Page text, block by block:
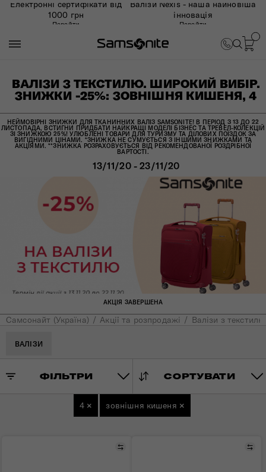
Електронні сертифікати від
1000 грн
Перейти
Валізи Nexis - наша найновіша
інновація
Перейти
ВАЛІЗИ З ТЕКСТИЛЮ. ШИРОКИЙ ВИБІР.
ЗНИЖКИ -25%: ЗОВНІШНЯ КИШЕНЯ, 4
НЕЙМОВІРНІ ЗНИЖКИ ДЛЯ ТКАНИННИХ ВАЛІЗ SAMSONITE! В ПЕРІОД З 13 ДО 22
ЛИСТОПАДА, ВСТИГНИ ПРИДБАТИ НАЙКРАЩІ МОДЕЛІ БІЗНЕС ТА ТРЕВЕЛ-КОЛЕКЦІЙ
ЗІ ЗНИЖКОЮ 25%! УЛЮБЛЕНІ ТОВАРИ ДЛЯ ТУРИЗМУ ТА ДІЛОВИХ ПОЇЗДОК ЗА
ВИГІДНИМИ ЦІНАМИ. *ЗНИЖКА НЕ СУМУЄТЬСЯ З ІНШИМИ ЗНИЖКАМИ ТА
АКЦІЯМИ. **ЗНИЖКА РОЗРАХОВУЄТЬСЯ ВІД РЕКОМЕНДОВАНОЇ РОЗДРІБНОЇ
ВАРТОСТІ.
13/11/20 - 23/11/20
АКЦІЯ ЗАВЕРШЕНА
Самсонайт (Україна) Акції та розпродажі Валізи з
ВАЛІЗИ
ФІЛЬТРИ СОРТУВАТИ
4 × зовнішня кишеня ×
Порівняти